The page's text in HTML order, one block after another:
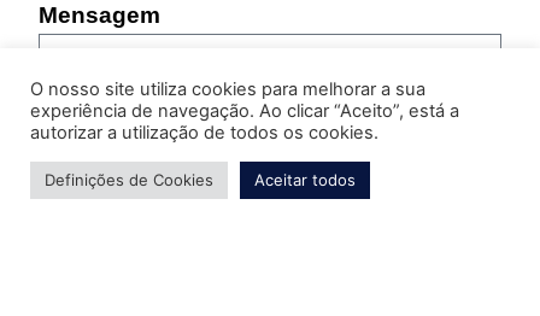
O nosso site utiliza cookies para melhorar a sua
experiência de navegação. Ao clicar “Aceito”, está a
autorizar a utilização de todos os cookies.
Definições de Cookies Aceitar todos
Mensagem
Por favor, indique as características do produto sobre